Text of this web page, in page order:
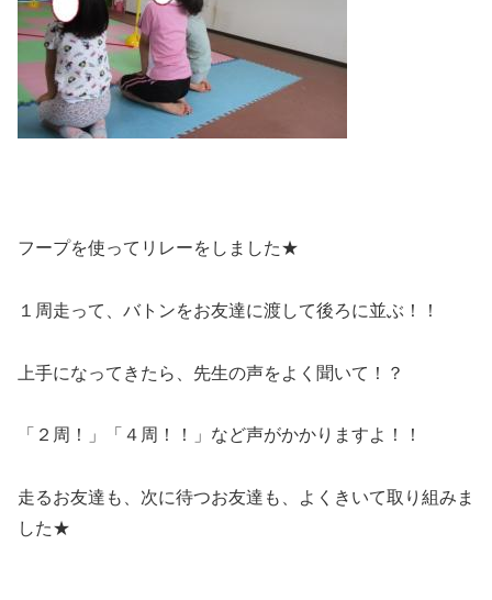
フープを使ってリレーをしました★
１周走って、バトンをお友達に渡して後ろに並ぶ！！
上手になってきたら、先生の声をよく聞いて！？
「２周！」「４周！！」など声がかかりますよ！！
走るお友達も、次に待つお友達も、よくきいて取り組みま
した★